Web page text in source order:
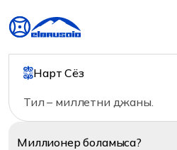
Нарт Сёз
Тил – миллетни джаны.
Миллионерболамыса?